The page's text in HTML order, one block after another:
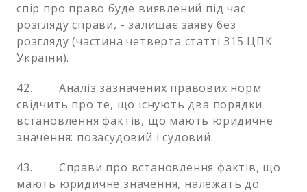
спір про право буде виявлений під час
розгляду справи, - залишає заяву без
розгляду (частина четверта статті 315 ЦПК
України).
42. Аналіз зазначених правових норм
свідчить про те, що існують два порядки
встановлення фактів, що мають юридичне
значення: позасудовий і судовий.
43. Справи про встановлення фактів, що
мають юридичне значення, належать до